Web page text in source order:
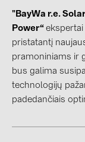
Inverter
Energy storage
Installations
"BayWa r.e.
Power“ ekspertai
pristatantį
pramoniniams ir
bus galima
technologijų
padedančiais